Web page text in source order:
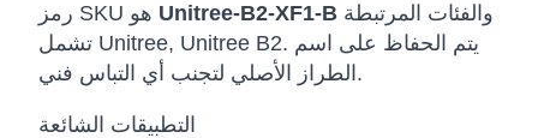
Unitree-B2-XF1-B
تشمل Unitree, Unitree B2. يتم الحفاظ على اسم
الطراز الأصلي لتجنب أي التباس فني.
التطبيقات الشائعة